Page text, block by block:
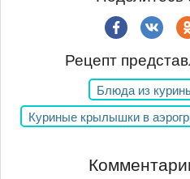
Рецепт
Блюда из
Куриные крылышки в